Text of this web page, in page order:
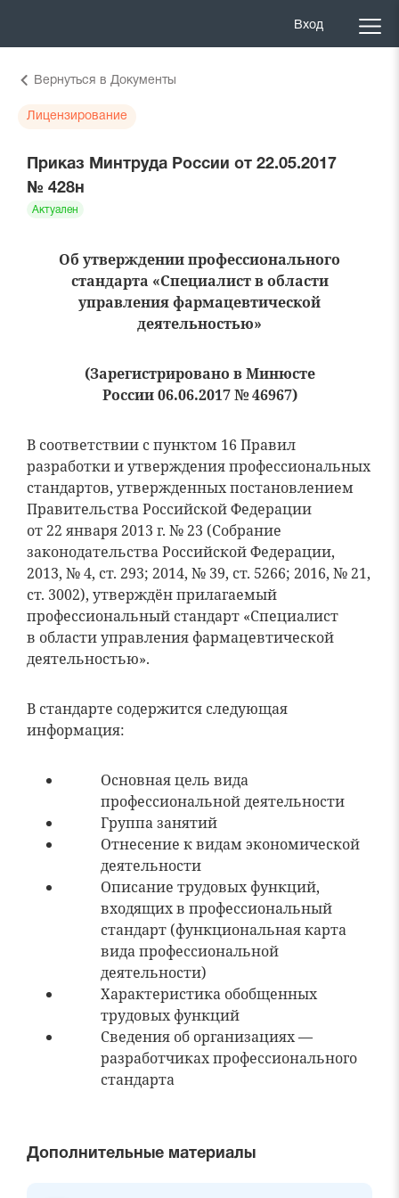
Вход
Вернуться в Документы
Лицензирование
Приказ Минтруда России от 22.05.2017
№ 428н
Актуален
Об утверждении профессионального
стандарта «Специалист в области
управления фармацевтической
деятельностью»
(Зарегистрировано в Минюсте
России 06.06.2017 № 46967)
В соответствии с пунктом 16 Правил
разработки и утверждения профессиональных
стандартов, утвержденных постановлением
Правительства Российской Федерации
от 22 января 2013 г. № 23 (Собрание
законодательства Российской Федерации,
2013, № 4, ст. 293; 2014, № 39, ст. 5266; 2016, № 21,
ст. 3002), утверждён прилагаемый
профессиональный стандарт «Специалист
в области управления фармацевтической
деятельностью».
В стандарте содержится следующая
информация:
Основная цель вида
профессиональной деятельности
Группа занятий
Отнесение к видам экономической
деятельности
Описание трудовых функций,
входящих в профессиональный
стандарт (функциональная карта
вида профессиональной
деятельности)
Характеристика обобщенных
трудовых функций
Сведения об организациях —
разработчиках профессионального
стандарта
Дополнительные материалы